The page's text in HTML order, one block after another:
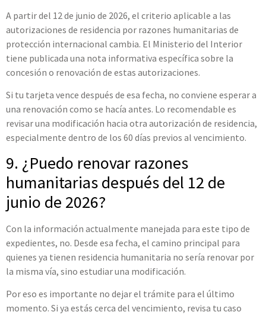
A partir del 12 de junio de 2026, el criterio aplicable a las
autorizaciones de residencia por razones humanitarias de
protección internacional cambia. El Ministerio del Interior
tiene publicada una nota informativa específica sobre la
concesión o renovación de estas autorizaciones.
Si tu tarjeta vence después de esa fecha, no conviene esperar a
una renovación como se hacía antes. Lo recomendable es
revisar una modificación hacia otra autorización de residencia,
especialmente dentro de los 60 días previos al vencimiento.
9. ¿Puedo renovar razones
humanitarias después del 12 de
junio de 2026?
Con la información actualmente manejada para este tipo de
expedientes, no. Desde esa fecha, el camino principal para
quienes ya tienen residencia humanitaria no sería renovar por
la misma vía, sino estudiar una modificación.
Por eso es importante no dejar el trámite para el último
momento. Si ya estás cerca del vencimiento, revisa tu caso